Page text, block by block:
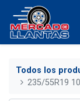
Todos los
235/55R19